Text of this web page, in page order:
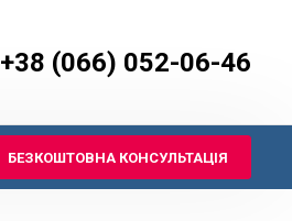
+38 (066) 052-06-46
БЕЗКОШТОВНА КОНСУЛЬТАЦІЯ